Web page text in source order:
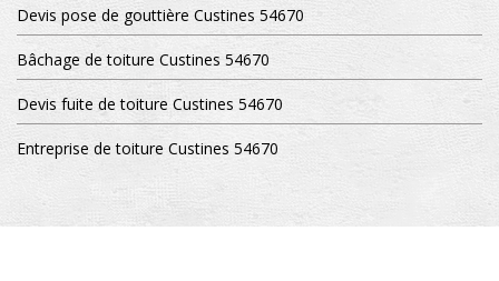
Devis pose de gouttière Custines 54670
Bâchage de toiture Custines 54670
Devis fuite de toiture Custines 54670
Entreprise de toiture Custines 54670